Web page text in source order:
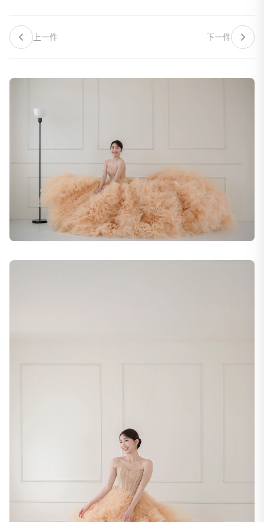
上一件 下一件